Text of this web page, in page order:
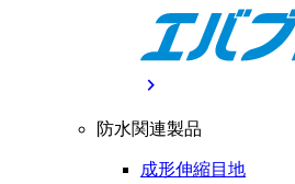
chevron_right
防水関連製品
成形伸縮目地